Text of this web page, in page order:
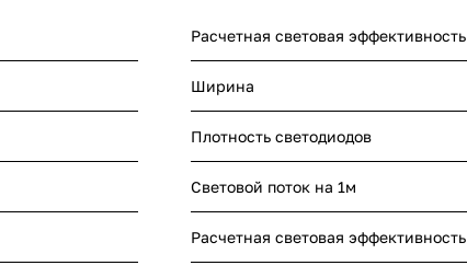
Расчетная световая эффективность
Ширина
Плотность светодиодов
Световой поток на 1м
Расчетная световая эффективность